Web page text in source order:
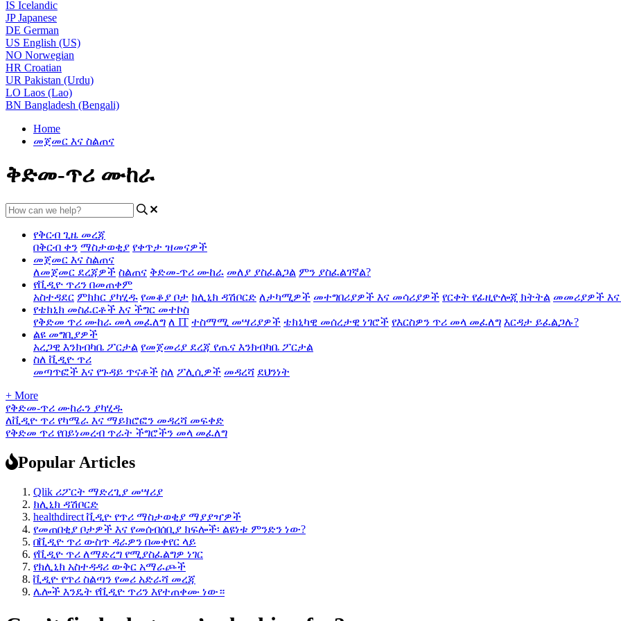
IS Icelandic
JPJapanese
DE German
US English (US)
NO Norwegian
HR Croatian
UR Pakistan (Urdu)
LO Laos (Lao)
BN Bangladesh (Bengali)
Home
መጀመር እና ስልጠና
ቅድመ-ጥሪ ሙከራ
የቅርብ ጊዜ መረጃ
በቅርብ ቀን ማስታወቂያ የቀጥታ ዝመናዎች
መጀመር እና ስልጠና
ለመጀመር ደረጃዎች ስልጠና ቅድመ-ጥሪ ሙከራ መለያ ያስፈልጋል ምን ያስፈልገኛል?
የቪዲዮ ጥሪን በመጠቀም
አስተዳደር ምክክር ያካሂዱ የመቆያ ቦታ ክሊኒክ ዳሽቦርድ ለታካሚዎች መተግበሪያዎች እና መሳሪያዎች የርቀት የፊዚዮሎጂ ክትትል መመሪያዎች
የቴክኒክ መስፈርቶች እና ችግር መተኮስ
የቅድመ ጥሪ ሙከራ መላ መፈለግ ለ IT ተስማሚ መሣሪያዎች ቴክኒካዊ መሰረታዊ ነገሮች የእርስዎን ጥሪ መላ መፈለግ እርዳታ ይፈልጋሉ?
ልዩ መግቢያዎች
አረጋዊ እንክብካቤ ፖርታል የመጀመሪያ ደረጃ የጤና እንክብካቤ ፖርታል
ስለ ቪዲዮ ጥሪ
መጣጥፎች እና የጉዳይ ጥናቶች ስለ ፖሊሲዎች መዳረሻ ደህንነት
+ More
የቅድመ-ጥሪ ሙከራን ያካሂዱ
ለቪዲዮ ጥሪ የካሜራ እና ማይክሮፎን መዳረሻ መፍቀድ
የቅድመ ጥሪ የበይነመረብ ጥራት ችግሮችን መላ መፈለግ
Popular Articles
Qlik ሪፖርት ማድረጊያ መሣሪያ
ክሊኒክ ዳሽቦርድ
healthdirect ቪዲዮ የጥሪ ማስታወቂያ ማያያዣዎች
የመጠበቂያ ቦታዎች እና የመሰብሰቢያ ክፍሎች፡ ልዩነቱ ምንድን ነው?
በቪዲዮ ጥሪ ውስጥ ዳራዎን በመቀየር ላይ
የቪዲዮ ጥሪ ለማድረግ የሚያስፈልግዎ ነገር
የክሊኒክ አስተዳዳሪ ውቅር አማራጮች
ቪዲዮ የጥሪ ስልጣን የመሪ አድራሻ መረጃ
ሌሎች እንዴት የቪዲዮ ጥሪን እየተጠቀሙ ነው።